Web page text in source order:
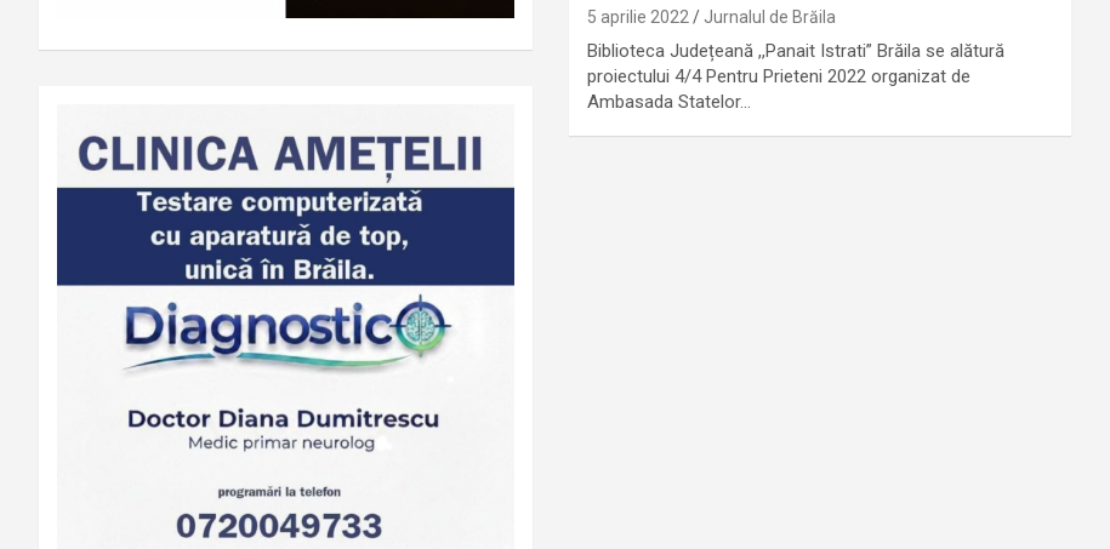
5 aprilie 2022 Jurnalul de Brăila
Biblioteca Județeană ,,Panait Istrati” Brăila se alătură
proiectului 4/4 Pentru Prieteni 2022 organizat de
Ambasada Statelor…